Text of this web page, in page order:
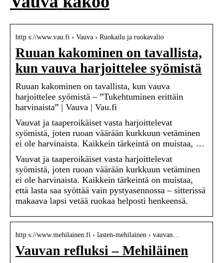
http s://www.vau.fi › Vauva › Ruokailu ja ruokavalio
Ruuan kakominen on tavallista,
kun vauva harjoittelee syömistä
Ruuan kakominen on tavallista, kun vauva
harjoittelee syömistä – ”Tukehtuminen erittäin
harvinaista” | Vauva | Vau.fi
Vauvat ja taaperoikäiset vasta harjoittelevat
syömistä, joten ruoan väärään kurkkuun vetäminen
ei ole harvinaista. Kaikkein tärkeintä on muistaa, …
Vauvat ja taaperoikäiset vasta harjoittelevat
syömistä, joten ruoan väärään kurkkuun vetäminen
ei ole harvinaista. Kaikkein tärkeintä on muistaa,
että lasta saa syöttää vain pystyasennossa – sitterissä
makaava lapsi vetää ruokaa helposti henkeensä.
http s://www.mehilainen.fi › lasten-mehilainen › vauvan…
Vauvan refluksi – Mehiläinen